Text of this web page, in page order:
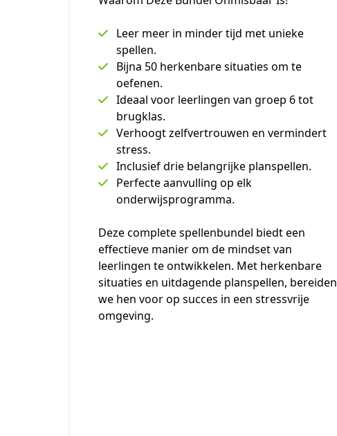
Leer meer in minder tijd met unieke
spellen.
Bijna 50 herkenbare situaties om te
oefenen.
Ideaal voor leerlingen van groep 6 tot
brugklas.
Verhoogt zelfvertrouwen en vermindert
stress.
Inclusief drie belangrijke planspellen.
Perfecte aanvulling op elk
onderwijsprogramma.
Deze complete spellenbundel biedt een
effectieve manier om de mindset van
leerlingen te ontwikkelen. Met herkenbare
situaties en uitdagende planspellen, bereiden
we hen voor op succes in een stressvrije
omgeving.